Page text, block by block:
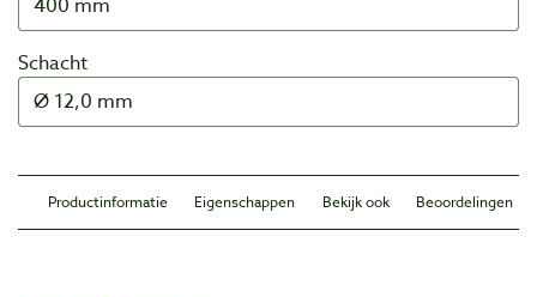
Schacht
Productinformatie Eigenschappen Bekijk ook Beoordelingen